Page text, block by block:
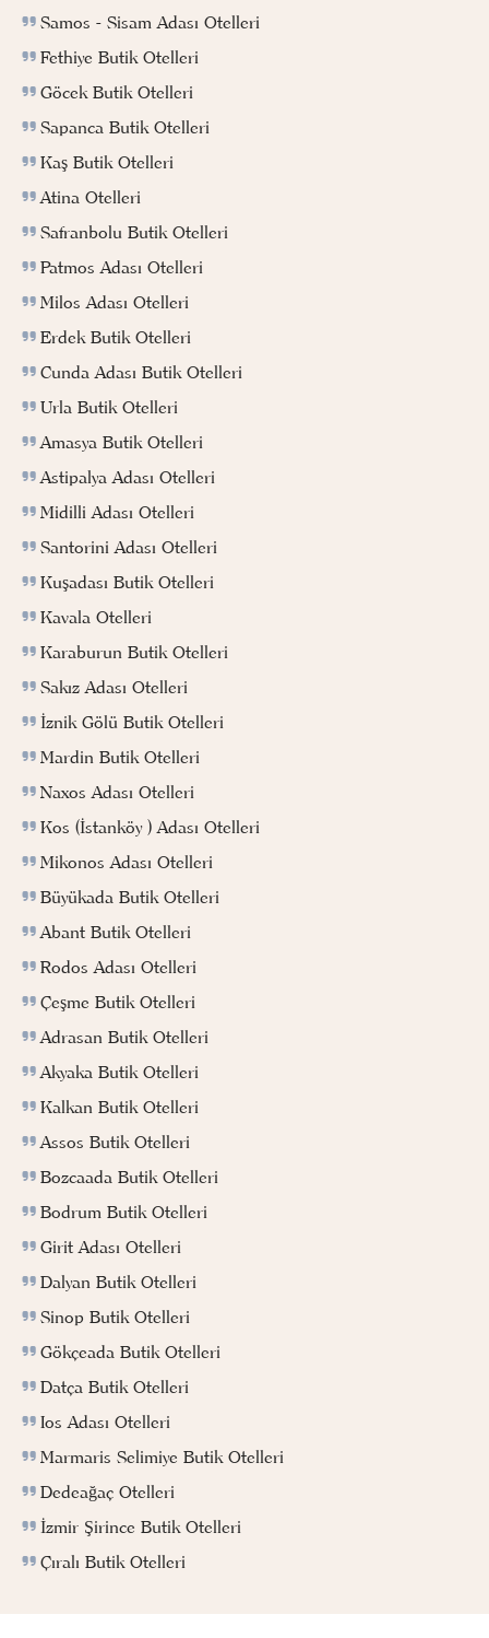
Samos - Sisam Adası Otelleri
Fethiye Butik Otelleri
Göcek Butik Otelleri
Sapanca Butik Otelleri
Kaş Butik Otelleri
Atina Otelleri
Safranbolu Butik Otelleri
Patmos Adası Otelleri
Milos Adası Otelleri
Erdek Butik Otelleri
Cunda Adası Butik Otelleri
Urla Butik Otelleri
Amasya Butik Otelleri
Astipalya Adası Otelleri
Midilli Adası Otelleri
Santorini Adası Otelleri
Kuşadası Butik Otelleri
Kavala Otelleri
Karaburun Butik Otelleri
Sakız Adası Otelleri
İznik Gölü Butik Otelleri
Mardin Butik Otelleri
Naxos Adası Otelleri
Kos (İstanköy ) Adası Otelleri
Mikonos Adası Otelleri
Büyükada Butik Otelleri
Abant Butik Otelleri
Rodos Adası Otelleri
Çeşme Butik Otelleri
Adrasan Butik Otelleri
Akyaka Butik Otelleri
Kalkan Butik Otelleri
Assos Butik Otelleri
Bozcaada Butik Otelleri
Bodrum Butik Otelleri
Girit Adası Otelleri
Dalyan Butik Otelleri
Sinop Butik Otelleri
Gökçeada Butik Otelleri
Datça Butik Otelleri
Ios Adası Otelleri
Marmaris Selimiye Butik Otelleri
Dedeağaç Otelleri
İzmir Şirince Butik Otelleri
Çıralı Butik Otelleri